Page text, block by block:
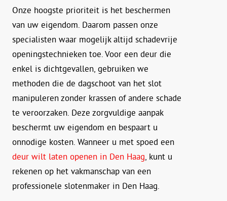
Onze hoogste prioriteit is het beschermen
van uw eigendom. Daarom passen onze
specialisten waar mogelijk altijd schadevrije
openingstechnieken toe. Voor een deur die
enkel is dichtgevallen, gebruiken we
methoden die de dagschoot van het slot
manipuleren zonder krassen of andere schade
te veroorzaken. Deze zorgvuldige aanpak
beschermt uw eigendom en bespaart u
onnodige kosten. Wanneer u met spoed een
deur wilt laten openen in Den Haag , kunt u
rekenen op het vakmanschap van een
professionele slotenmaker in Den Haag.